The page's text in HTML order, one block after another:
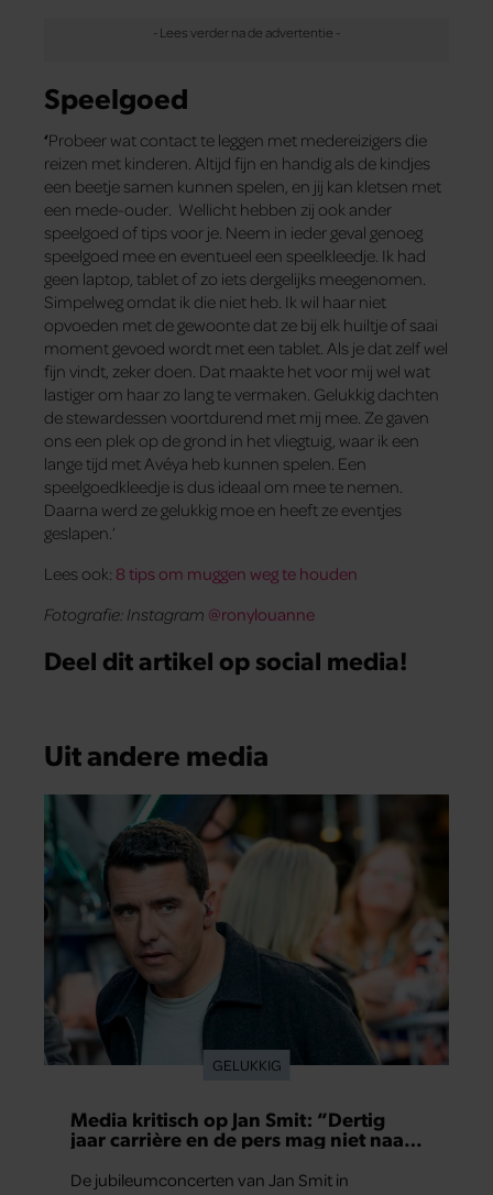
Speelgoed
‘Probeer wat contact te leggen met medereizigers die
reizen met kinderen. Altijd fijn en handig als de kindjes
een beetje samen kunnen spelen, en jij kan kletsen met
een mede-ouder. Wellicht hebben zij ook ander
speelgoed of tips voor je. Neem in ieder geval genoeg
speelgoed mee en eventueel een speelkleedje. Ik had
geen laptop, tablet of zo iets dergelijks meegenomen.
Simpelweg omdat ik die niet heb. Ik wil haar niet
opvoeden met de gewoonte dat ze bij elk huiltje of saai
moment gevoed wordt met een tablet. Als je dat zelf wel
fijn vindt, zeker doen. Dat maakte het voor mij wel wat
lastiger om haar zo lang te vermaken. Gelukkig dachten
de stewardessen voortdurend met mij mee. Ze gaven
ons een plek op de grond in het vliegtuig, waar ik een
lange tijd met Avéya heb kunnen spelen. Een
speelgoedkleedje is dus ideaal om mee te nemen.
Daarna werd ze gelukkig moe en heeft ze eventjes
geslapen.’
Lees ook: 8 tips om muggen weg te houden
Fotografie: Instagram @ronylouanne
Deel dit artikel op social media!
Uit andere media
GELUKKIG
Media kritisch op Jan Smit: “Dertig
jaar carrière en de pers mag niet naar
De jubileumconcerten van Jan Smit in